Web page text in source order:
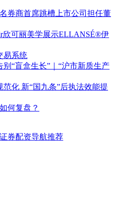
券商首席跳槽上市公司担任董
欣可丽美学展示ELLANSÉ®伊
易系统
“盲盒生长”｜“沪市新质生产
化 新“国九条”后执法效能提
何复盘？
券配资导航推荐